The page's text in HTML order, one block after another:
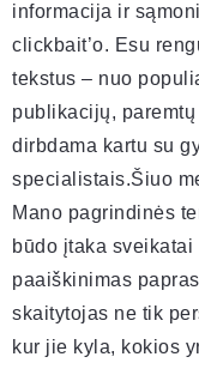
informacija ir
clickbait’o. Esu
tekstus – nuo
publikacijų,
dirbdama kartu su
specialistais.Šiuo
Mano pagrindinės
būdo įtaka
paaiškinimas
skaitytojas ne tik
kur jie kyla, kokios